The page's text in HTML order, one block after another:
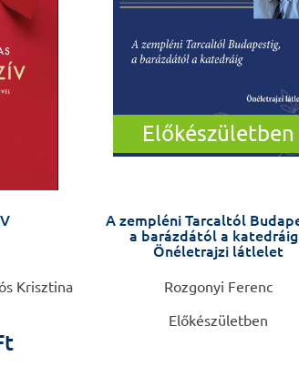
Krisztina
Előkészületben
A zempléni Tarcaltól
a barázdától a
Önéletrajzi látlelet
Rozgonyi Ferenc
Előkészületben